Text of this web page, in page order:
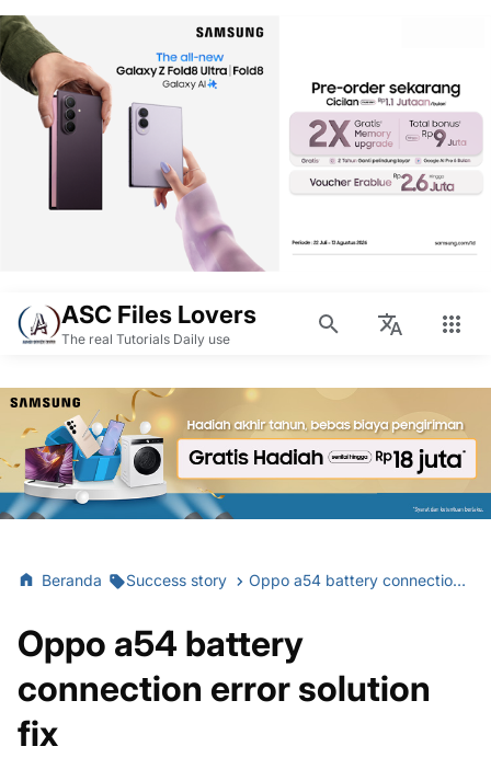
ASC Files Lovers
The real Tutorials Daily use
Beranda Success story Oppo a54 battery connection error solution fix
Oppo a54 battery
connection error solution
fix